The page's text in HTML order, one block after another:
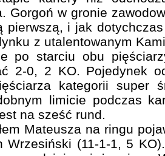
Gorgoń w gronie
pierwszą, i jak
z utalentowanym
po starciu obu
2-0, 2 KO. Pojedynek
kategorii super
limicie podczas
na sześć rund.
Mateusza na ringu
Wrzesiński (11-1-1, 5